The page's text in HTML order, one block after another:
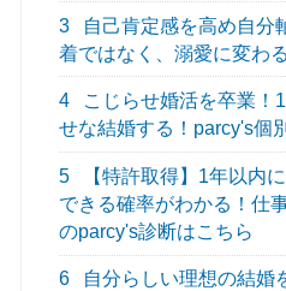
3
自己肯定感を高め自分
着ではなく、溺愛に変わる
4
こじらせ婚活を卒業！
せな結婚する！parcy's個
5
【特許取得】1年以内
できる確率がわかる！仕
のparcy's診断はこちら
6
自分らしい理想の結婚